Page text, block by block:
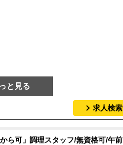
と見る
求人検索
から可」調理スタッフ/無資格可/午前